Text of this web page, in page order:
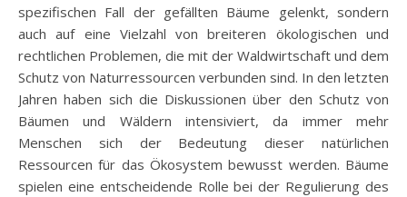
spezifischen Fall der gefällten Bäume gelenkt, sondern
auch auf eine Vielzahl von breiteren ökologischen und
rechtlichen Problemen, die mit der Waldwirtschaft und dem
Schutz von Naturressourcen verbunden sind. In den letzten
Jahren haben sich die Diskussionen über den Schutz von
Bäumen und Wäldern intensiviert, da immer mehr
Menschen sich der Bedeutung dieser natürlichen
Ressourcen für das Ökosystem bewusst werden. Bäume
spielen eine entscheidende Rolle bei der Regulierung des